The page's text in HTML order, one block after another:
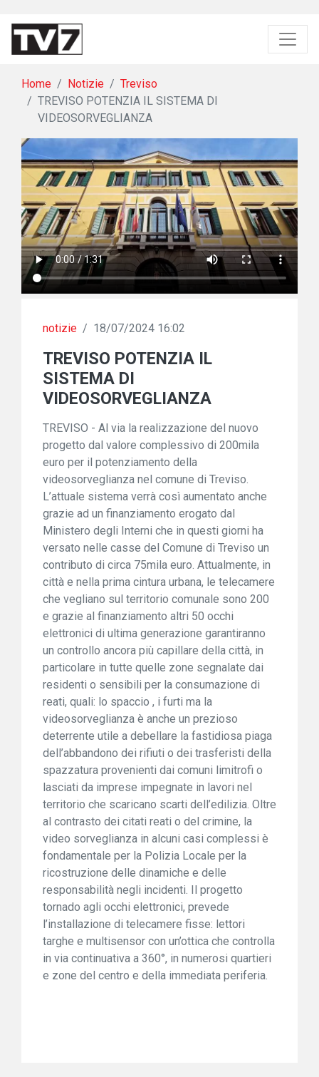
Home Notizie
Treviso
TREVISO POTENZIA IL SISTEMA DI
VIDEOSORVEGLIANZA
notizie / 18/07/2024 16:02
TREVISO POTENZIA IL
SISTEMA DI
VIDEOSORVEGLIANZA
TREVISO - Al via la realizzazione del nuovo
progetto dal valore complessivo di 200mila
euro per il potenziamento della
videosorveglianza nel comune di Treviso.
L’attuale sistema verrà così aumentato anche
grazie ad un finanziamento erogato dal
Ministero degli Interni che in questi giorni ha
versato nelle casse del Comune di Treviso un
contributo di circa 75mila euro. Attualmente, in
città e nella prima cintura urbana, le telecamere
che vegliano sul territorio comunale sono 200
e grazie al finanziamento altri 50 occhi
elettronici di ultima generazione garantiranno
un controllo ancora più capillare della città, in
particolare in tutte quelle zone segnalate dai
residenti o sensibili per la consumazione di
reati, quali: lo spaccio , i furti ma la
videosorveglianza è anche un prezioso
deterrente utile a debellare la fastidiosa piaga
dell’abbandono dei rifiuti o dei trasferisti della
spazzatura provenienti dai comuni limitrofi o
lasciati da imprese impegnate in lavori nel
territorio che scaricano scarti dell’edilizia. Oltre
al contrasto dei citati reati o del crimine, la
video sorveglianza in alcuni casi complessi è
fondamentale per la Polizia Locale per la
ricostruzione delle dinamiche e delle
responsabilità negli incidenti. Il progetto
tornado agli occhi elettronici, prevede
l’installazione di telecamere fisse: lettori
targhe e multisensor con un’ottica che controlla
in via continuativa a 360°, in numerosi quartieri
e zone del centro e della immediata periferia.